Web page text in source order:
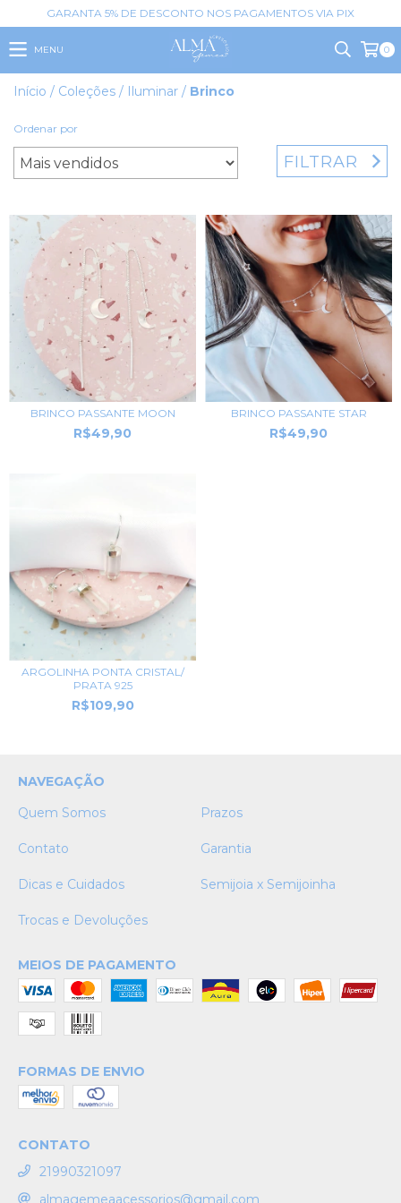
GARANTA 5% DE DESCONTO NOS PAGAMENTOS VIA PIX
MENU 0
Início / Coleções / Iluminar / Brinco
Ordenar por
FILTRAR
BRINCO PASSANTE MOON
R$49,90
BRINCO PASSANTE STAR
R$49,90
ARGOLINHA PONTA CRISTAL/
PRATA 925
R$109,90
NAVEGAÇÃO
Quem Somos
Prazos
Contato Garantia
Dicas e Cuidados Semijoia x Semijoinha
Trocas e Devoluções
MEIOS DE PAGAMENTO
FORMAS DE ENVIO
CONTATO
21990321097
almagemeaacessorios@gmail.com